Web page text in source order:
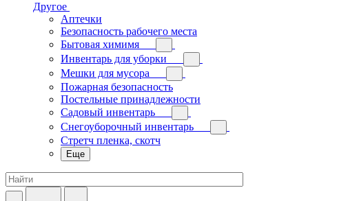
Другое
Аптечки
Безопасность рабочего места
Бытовая химимя
Инвентарь для уборки
Мешки для мусора
Пожарная безопасность
Постельные принадлежности
Садовый инвентарь
Снегоуборочный инвентарь
Стретч пленка, скотч
Еще